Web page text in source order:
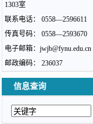
1303室
联系电话： 0558—2596611
传真号码： 0558—2593670
电子邮箱：jwjb@fynu.edu.cn
邮政编码： 236037
信息查询